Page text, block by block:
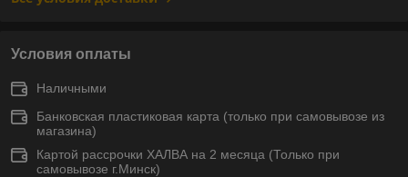
Условия оплаты
Наличными
Банковская пластиковая карта (только при самовывозе из
магазина)
Картой рассрочки ХАЛВА на 2 месяца (Только при
самовывозе г.Минск)